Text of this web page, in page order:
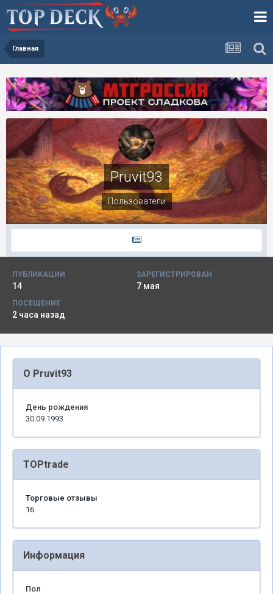
Главная
Pruvit93
Пользователи
ПУБЛИКАЦИИ
14
ЗАРЕГИСТРИРОВАН
7 мая
ПОСЕЩЕНИЕ
2 часа назад
О Pruvit93
День рождения
30.09.1993
TOPtrade
Торговые отзывы
16
Информация
Пол